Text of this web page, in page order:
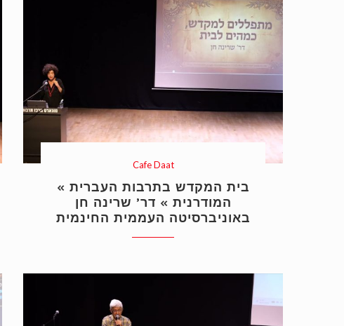
Cafe Daat
« בית המקדש בתרבות העברית
המודרנית » דר’ שרינה חן
באוניברסיטה העממית החינמית